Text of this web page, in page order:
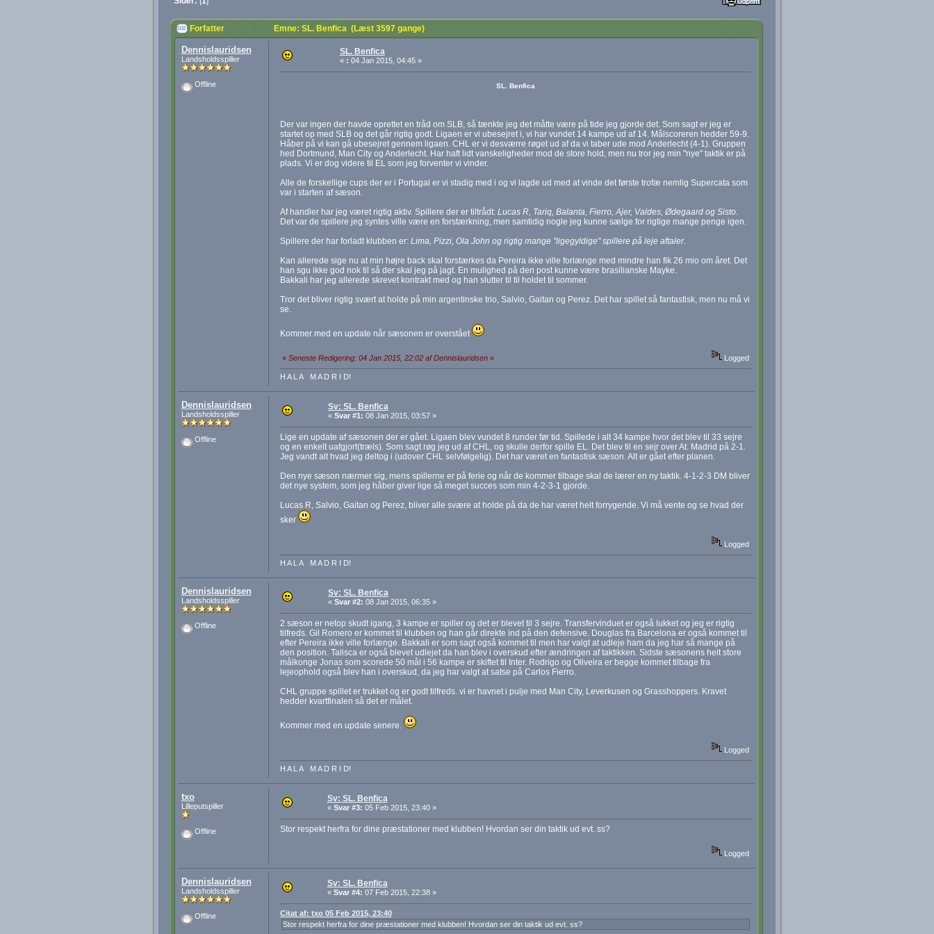
Forfatter Emne: SL. Benfica (Læst 3597 gange)
Dennislauridsen
Landsholdsspiller
Offline
SL. Benfica
« : 04 Jan 2015, 04:45 »
SL. Benfica
Der var ingen der havde oprettet en tråd om SLB, så tænkte jeg det måtte være på tide jeg gjorde det. Som sagt er jeg er
startet op med SLB og det går rigtig godt. Ligaen er vi ubesejret i, vi har vundet 14 kampe ud af 14. Målscoreren hedder 59-9.
Håber på vi kan gå ubesejret gennem ligaen. CHL er vi desværre røget ud af da vi taber ude mod Anderlecht (4-1). Gruppen
hed Dortmund, Man City og Anderlecht. Har haft lidt vanskeligheder mod de store hold, men nu tror jeg min "nye" taktik er på
plads. Vi er dog videre til EL som jeg forventer vi vinder.
Alle de forskellige cups der er i Portugal er vi stadig med i og vi lagde ud med at vinde det første trofæ nemlig Supercata som
var i starten af sæson.
Af handler har jeg været rigtig aktiv. Spillere der er tiltrådt: Lucas R, Tariq, Balanta, Fierro, Ajer, Valdes, Ødegaard og Sisto.
Det var de spillere jeg syntes ville være en forstærkning, men samtidig nogle jeg kunne sælge for rigtige mange penge igen.
Spillere der har forladt klubben er: Lima, Pizzi, Ola John og rigtig mange "ligegyldige" spillere på leje aftaler.
Kan allerede sige nu at min højre back skal forstærkes da Pereira ikke ville forlænge med mindre han fik 26 mio om året. Det
han sgu ikke god nok til så der skal jeg på jagt. En mulighed på den post kunne være brasilianske Mayke.
Bakkali har jeg allerede skrevet kontrakt med og han slutter til til holdet til sommer.
Tror det bliver rigtig svært at holde på min argentinske trio, Salvio, Gaitan og Perez. Det har spillet så fantastisk, men nu må vi
se.
Kommer med en update når sæsonen er overstået
« Seneste Redigering: 04 Jan 2015, 22:02 af Dennislauridsen» Logged
H A L A M A D R I D!
Dennislauridsen
Landsholdsspiller
Offline
Sv: SL. Benfica
« Svar #1: 08 Jan 2015, 03:57 »
Lige en update af sæsonen der er gået. Ligaen blev vundet 8 runder før tid. Spillede i alt 34 kampe hvor det blev til 33 sejre
og en enkelt uafgjort(træls). Som sagt røg jeg ud af CHL, og skulle derfor spille EL. Det blev til en sejr over At. Madrid på 2-1.
Jeg vandt alt hvad jeg deltog i (udover CHL selvfølgelig). Det har været en fantastisk sæson. Alt er gået efter planen.
Den nye sæson nærmer sig, mens spillerne er på ferie og når de kommer tilbage skal de lærer en ny taktik. 4-1-2-3 DM bliver
det nye system, som jeg håber giver lige så meget succes som min 4-2-3-1 gjorde.
Lucas R, Salvio, Gaitan og Perez, bliver alle svære at holde på da de har været helt forrygende. Vi må vente og se hvad der
sker
Logged
H A L A M A D R I D!
Dennislauridsen
Landsholdsspiller
Offline
Sv: SL. Benfica
« Svar #2: 08 Jan 2015, 06:35 »
2 sæson er netop skudt igang, 3 kampe er spiller og det er blevet til 3 sejre. Transfervinduet er også lukket og jeg er rigtig
tilfreds. Gil Romero er kommet til klubben og han går direkte ind på den defensive. Douglas fra Barcelona er også kommet til
efter Pereira ikke ville forlænge. Bakkali er som sagt også kommet til men har valgt at udleje ham da jeg har så mange på
den position. Talisca er også blevet udlejet da han blev i overskud efter ændringen af taktikken. Sidste sæsonens helt store
målkonge Jonas som scorede 50 mål i 56 kampe er skiftet til Inter. Rodrigo og Oliveira er begge kommet tilbage fra
lejeophold også blev han i overskud, da jeg har valgt at satse på Carlos Fierro.
CHL gruppe spillet er trukket og er godt tilfreds. vi er havnet i pulje med Man City, Leverkusen og Grasshoppers. Kravet
hedder kvartfinalen så det er målet.
Kommer med en update senere.
Logged
H A L A M A D R I D!
txo
Lilleputspiller
Offline
Sv: SL. Benfica
« Svar #3: 05 Feb 2015, 23:40 »
Stor respekt herfra for dine præstationer med klubben! Hvordan ser din taktik ud evt. ss?
Logged
Dennislauridsen
Landsholdsspiller
Offline
Sv: SL. Benfica
« Svar #4: 07 Feb 2015, 22:38 »
Citat af: txo 05 Feb 2015, 23:40
Stor respekt herfra for dine præstationer med klubben! Hvordan ser din taktik ud evt. ss?